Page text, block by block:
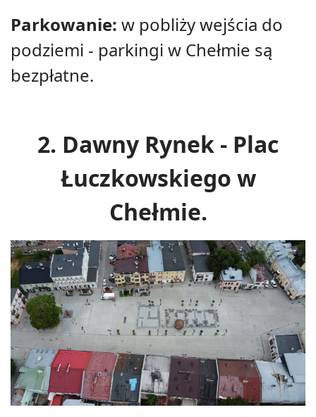
Parkowanie: w pobliży wejścia do
podziemi - parkingi w Chełmie są
bezpłatne.
2. Dawny Rynek - Plac
Łuczkowskiego w
Chełmie.